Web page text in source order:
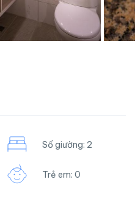
Số giường: 2
Trẻ em: 0